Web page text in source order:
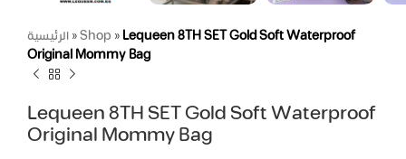
الرئيسية»Shop »Lequeen 8TH SET Gold Soft Waterproof
Original Mommy Bag
Lequeen 8TH SET Gold Soft Waterproof
Original Mommy Bag